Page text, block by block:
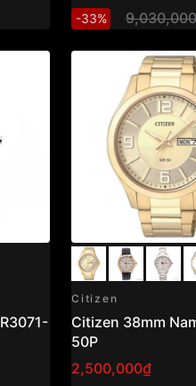
-33%
Citizen
Citizen 38mm
50P
2,500,000₫